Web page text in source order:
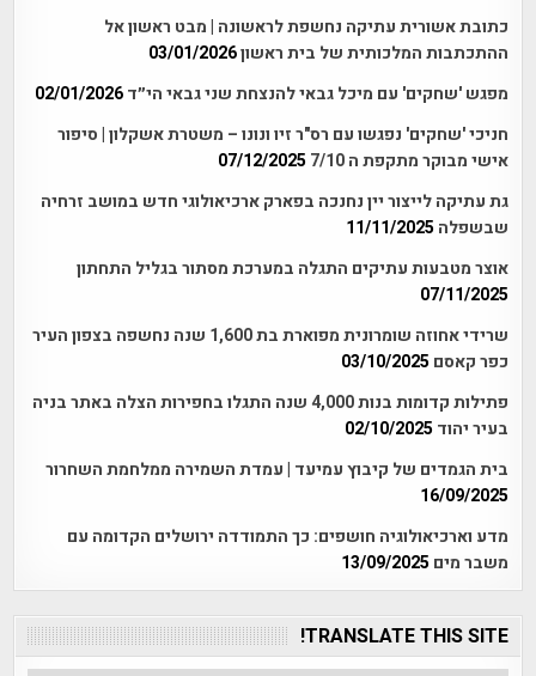
כתובת אשורית עתיקה נחשפת לראשונה | מבט ראשון אל
ההתכתבות המלכותית של בית ראשון03/01/2026
מפגש 'שחקים' עם מיכל גבאי להנצחת שני גבאי הי״ד 02/01/2026
חניכי 'שחקים' נפגשו עם רס"ר זיו ונונו – משטרת אשקלון | סיפור
אישי מבוקר מתקפת ה 7/10
07/12/2025
גת עתיקה לייצור יין נחנכה בפארק ארכיאולוגי חדש במושב זרחיה
שבשפלה 11/11/2025
אוצר מטבעות עתיקים התגלה במערכת מסתור בגליל התחתון
07/11/2025
שרידי אחוזה שומרונית מפוארת בת 1,600 שנה נחשפה בצפון העיר
כפר קאסם 03/10/2025
פתילות קדומות בנות 4,000 שנה התגלו בחפירות הצלה באתר בניה
בעיר יהוד 02/10/2025
בית הגמדים של קיבוץ עמיעד | עמדת השמירה ממלחמת השחרור
16/09/2025
מדע וארכיאולוגיה חושפים: כך התמודדה ירושלים הקדומה עם
משבר מים 13/09/2025
TRANSLATE THIS SITE!